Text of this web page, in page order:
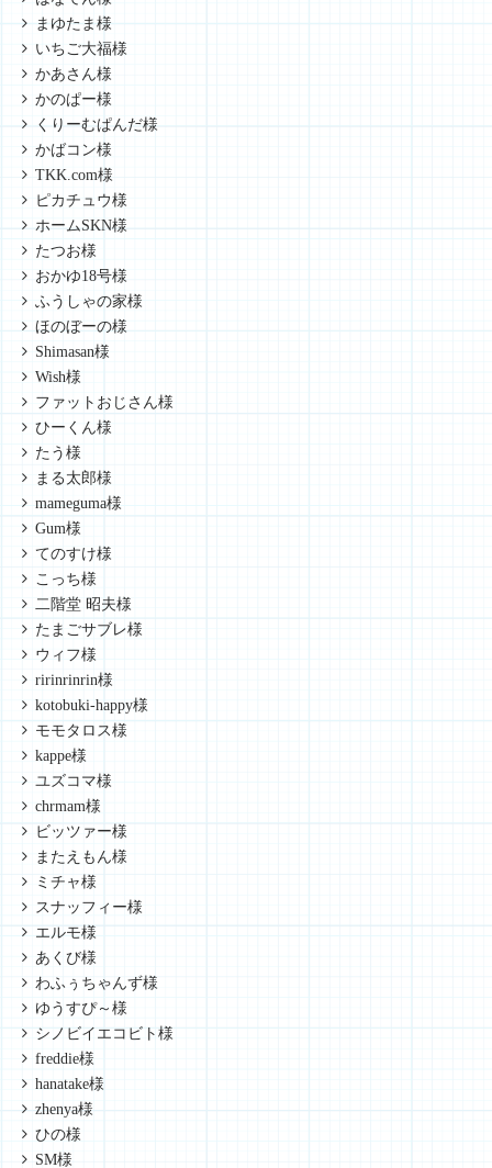
まゆたま様
いちご大福様
かあさん様
かのぱー様
くりーむぱんだ様
かばコン様
TKK.com様
ピカチュウ様
ホームSKN様
たつお様
おかゆ18号様
ふうしゃの家様
ほのぼーの様
Shimasan様
Wish様
ファットおじさん様
ひーくん様
たう様
まる太郎様
mameguma様
Gum様
てのすけ様
こっち様
二階堂 昭夫様
たまごサブレ様
ウィフ様
ririnrinrin様
kotobuki-happy様
モモタロス様
kappe様
ユズコマ様
chrmam様
ビッツァー様
またえもん様
ミチャ様
スナッフィー様
エルモ様
あくび様
わふぅちゃんず様
ゆうすぴ～様
シノビイエコビト様
freddie様
hanatake様
zhenya様
ひの様
SM様